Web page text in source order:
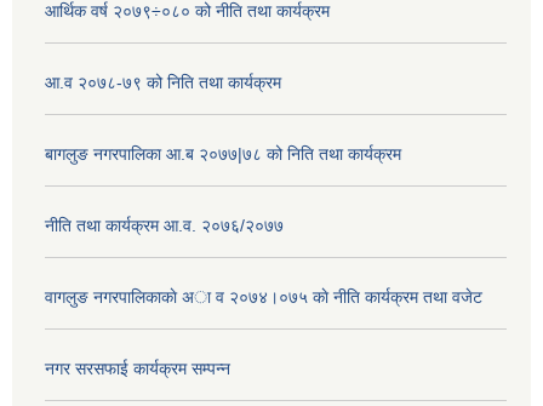
आर्थिक वर्ष २०७९÷०८० को नीति तथा कार्यक्रम
आ.व २०७८-७९ को निति तथा कार्यक्रम
बागलुङ नगरपालिका आ.ब २०७७|७८ को निति तथा कार्यक्रम
नीति तथा कार्यक्रम आ.व. २०७६/२०७७
वागलुङ नगरपालिकाकाे अा‍ व २०७४।०७५ काे नीति कार्यक्रम तथा वजेट
नगर सरसफाई कार्यक्रम सम्पन्न